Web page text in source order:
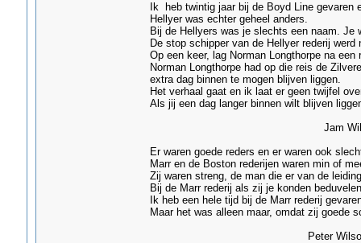
Ik heb twintig jaar bij de Boyd Line
Hellyer was echter geheel anders.
Bij de Hellyers was je slechts een naam. Je
De stop schipper van de Hellyer rederij
Op een keer, lag Norman Longthorpe na
Norman Longthorpe had op die reis de
extra dag binnen te mogen blijven liggen.
Het verhaal gaat en ik laat er geen twijfel
Als jij een dag langer binnen wilt blijven
Jam Williams-
Er waren goede reders en er waren ook
Marr en de Boston rederijen waren min of
Zij waren streng, de man die er van de
Bij de Marr rederij als zij je konden
Ik heb een hele tijd bij de Marr rederij
Maar het was alleen maar, omdat zij goede
Peter Wilson-